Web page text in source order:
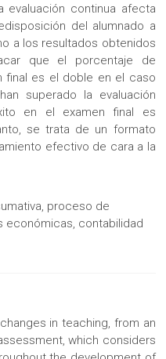
continua afecta
del alumnado a
a los resultados obtenidos
que el porcentaje de
final es el doble en el caso
superado la evaluación
en el examen final es
se trata de un formato
efectivo de cara a la
proceso de
económicas, contabilidad
in teaching, from an
which considers